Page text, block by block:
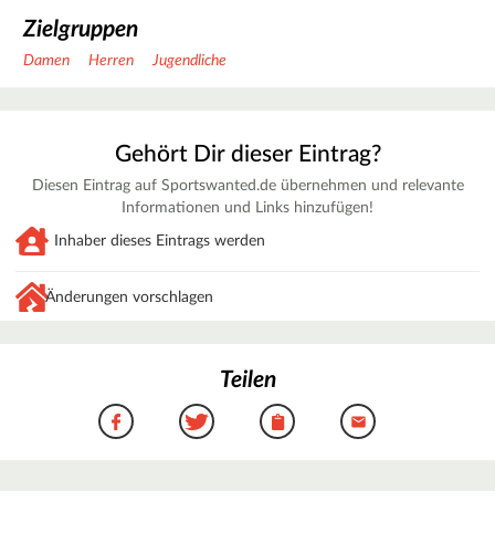
Zielgruppen
Damen Herren Jugendliche
Gehört Dir dieser Eintrag?
Diesen Eintrag auf Sportswanted.de übernehmen und relevante
Informationen und Links hinzufügen!
Inhaber dieses Eintrags werden
Änderungen vorschlagen
Teilen